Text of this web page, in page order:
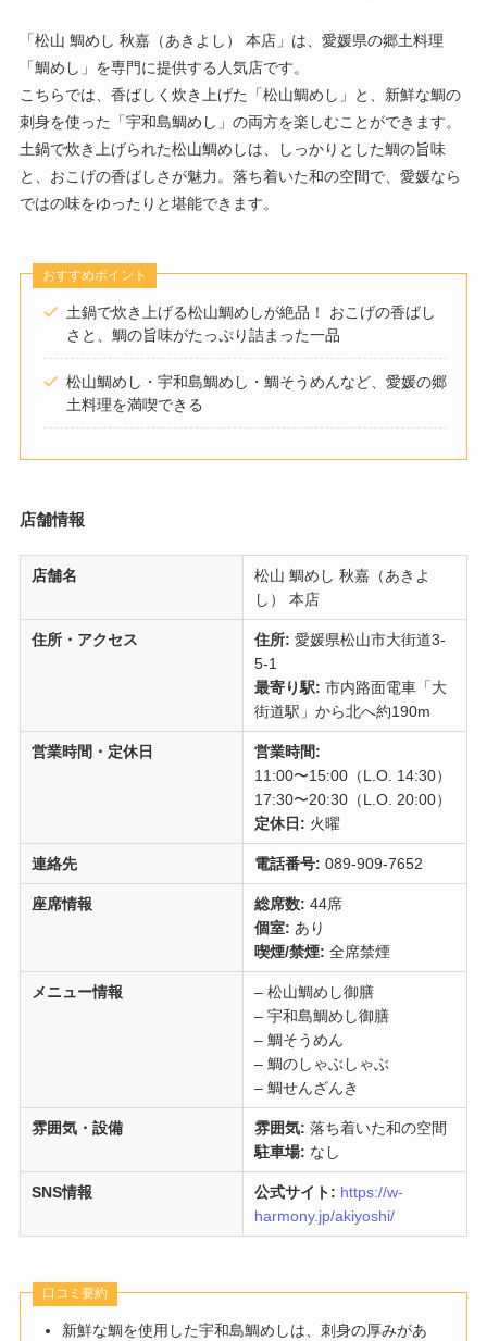
「松山 鯛めし 秋嘉（あきよし） 本店」は、愛媛県の郷土料理
「鯛めし」を専門に提供する人気店です。
こちらでは、香ばしく炊き上げた「松山鯛めし」と、新鮮な鯛の
刺身を使った「宇和島鯛めし」の両方を楽しむことができます。
土鍋で炊き上げられた松山鯛めしは、しっかりとした鯛の旨味
と、おこげの香ばしさが魅力。落ち着いた和の空間で、愛媛なら
ではの味をゆったりと堪能できます。
おすすめポイント
土鍋で炊き上げる松山鯛めしが絶品！ おこげの香ばし
さと、鯛の旨味がたっぷり詰まった一品
松山鯛めし・宇和島鯛めし・鯛そうめんなど、愛媛の郷
土料理を満喫できる
店舗情報
店舗名
松山 鯛めし 秋嘉（あきよ
し） 本店
住所・アクセス 住所: 愛媛県松山市大街道3-
5-1
最寄り駅: 市内路面電車「大
街道駅」から北へ約190m
営業時間・定休日
営業時間:
11:00〜15:00（L.O. 14:30）
17:30〜20:30（L.O. 20:00）
定休日: 火曜
連絡先 電話番号: 089-909-7652
座席情報 総席数: 44席
個室: あり
喫煙/禁煙: 全席禁煙
メニュー情報
– 松山鯛めし御膳
– 宇和島鯛めし御膳
– 鯛そうめん
– 鯛のしゃぶしゃぶ
– 鯛せんざんき
雰囲気・設備 雰囲気: 落ち着いた和の空間
駐車場: なし
SNS情報 公式サイト: https://w-
harmony.jp/akiyoshi/
口コミ要約
新鮮な鯛を使用した宇和島鯛めしは、刺身の厚みがあ